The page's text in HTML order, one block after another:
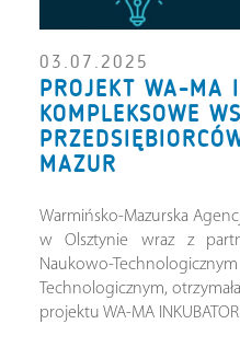
03.07.2025
PROJEKT WA-MA
KOMPLEKSOWE
MAZUR
Warmińsko-Mazurska
w Olsztynie wraz z
Naukowo-
Technologicznym,
projektu WA-MA